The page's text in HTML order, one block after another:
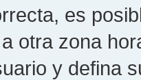
es
otra zona
y defina